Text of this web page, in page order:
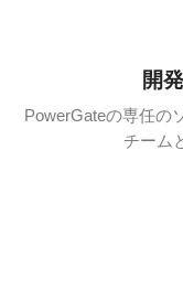
開
PowerGateの専任の
チーム